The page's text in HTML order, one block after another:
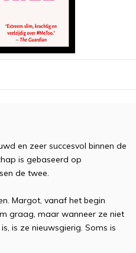
en zeer succesvol binnen de
is gebaseerd op
de twee.
Margot, vanaf het begin
graag, maar wanneer ze niet
is ze nieuwsgierig. Soms is